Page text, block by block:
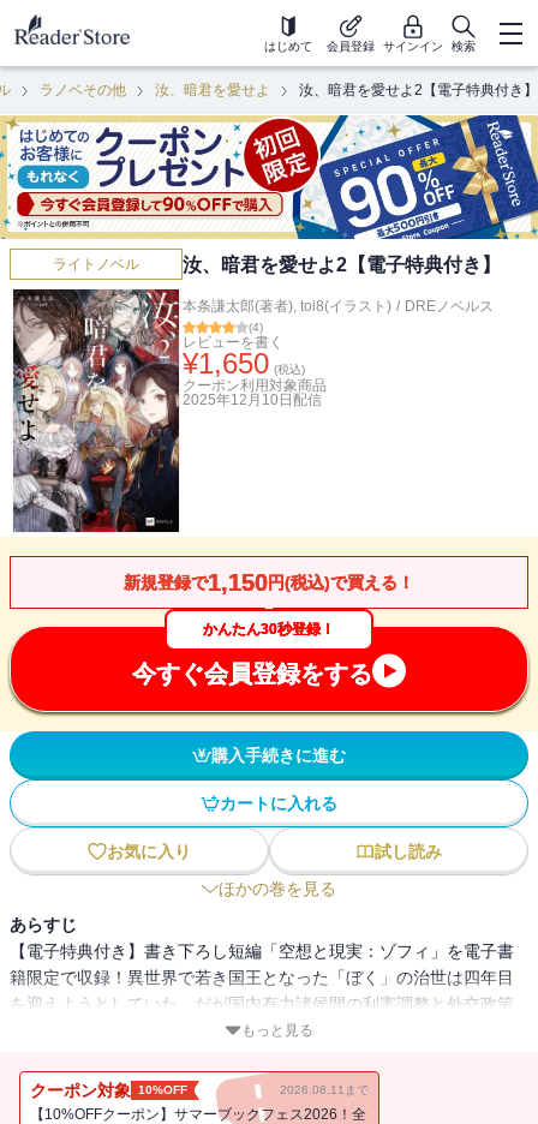
はじめて 会員登録 サインイン 検索
ラノベその他 汝、暗君を愛せよ 汝、暗君を愛せよ2【電子特典付き】
ライトノベル 汝、暗君を愛せよ2【電子特典付き】
本条謙太郎(著者), toi8(イラスト) / DREノベルス
(4)
レビューを書く
¥1,650 (税込)
クーポン利用対象商品
2025年12月10日 配信
新規登録で1,150円(税込)で買える！
かんたん30秒登録！
今すぐ会員登録をする
購入手続きに進む
カートに入れる
お気に入り
試し読み
ほかの巻を見る
あらすじ
【電子特典付き】書き下ろし短編「空想と現実：ゾフィ」を電子書
籍限定で収録！異世界で若き国王となった「ぼく」の治世は四年目
を迎えようとしていた。だが国内有力諸侯間の利害調整と外交政策
の大転換の末にたどり着いた一つの成果、新政権発足を定める「大
に漂い始めた不穏な空気と、背後に見え隠れする列強の思惑に立ち
向かう中で、王の重責は徐々に彼の精神を摩耗させつつあった。
もっと見る
クーポン対象 10%OFF 2026.08.11まで
【10%OFFクーポン】サマーブックフェス2026！全